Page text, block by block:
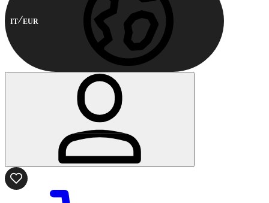
IT EUR